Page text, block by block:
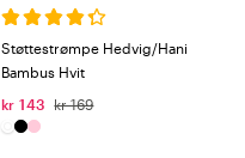
Støttestrømpe Hedvig/Hani
Bambus Hvit
kr 143
kr 169